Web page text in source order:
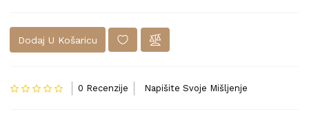
Dodaj U Košaricu
0 Recenzije Napišite Svoje Mišljenje